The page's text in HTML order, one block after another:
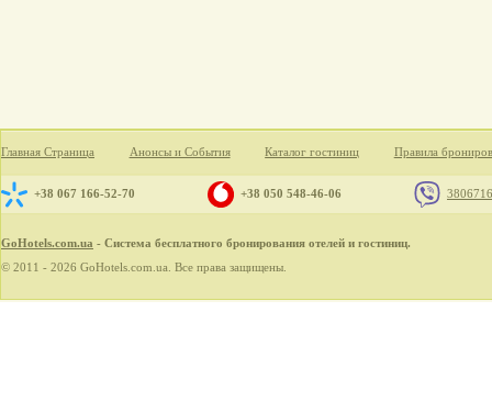
Главная Страница Анонсы и События Каталог гостиниц Правила
+38 067 166-52-70 +38 050 548-46-06
GoHotels.com.ua - Система бесплатного бронирования отелей и гостиниц.
© 2011 - 2026 GoHotels.com.ua. Все права защищены.